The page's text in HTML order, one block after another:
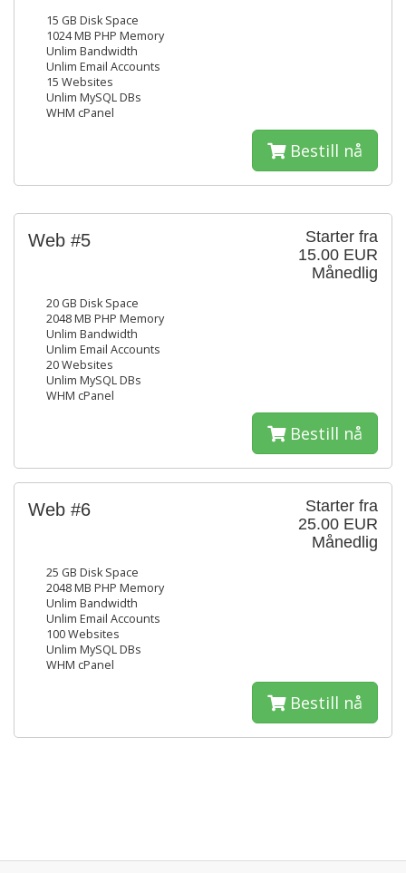
15 GB Disk Space
1024 MB PHP Memory
Unlim Bandwidth
Unlim Email Accounts
15 Websites
Unlim MySQL DBs
WHM cPanel
Bestill nå
Starter fra
15.00 EUR
Månedlig
Web #5
20 GB Disk Space
2048 MB PHP Memory
Unlim Bandwidth
Unlim Email Accounts
20 Websites
Unlim MySQL DBs
WHM cPanel
Bestill nå
Starter fra
25.00 EUR
Månedlig
Web #6
25 GB Disk Space
2048 MB PHP Memory
Unlim Bandwidth
Unlim Email Accounts
100 Websites
Unlim MySQL DBs
WHM cPanel
Bestill nå